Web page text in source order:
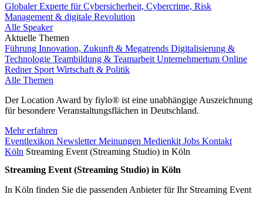
Globaler Experte für Cybersicherheit, Cybercrime, Risk
Management & digitale Revolution
Alle Speaker
Aktuelle Themen
Führung Innovation, Zukunft & Megatrends Digitalisierung &
Technologie Teambildung & Teamarbeit Unternehmertum Online
Redner Sport Wirtschaft & Politik
Alle Themen
Der Location Award by fiylo® ist eine unabhängige Auszeichnung
für besondere Veranstaltungsflächen in Deutschland.
Mehr erfahren
Eventlexikon NewsletterMeinungen Medienkit Jobs Kontakt
Köln Streaming Event (Streaming Studio) in Köln
Streaming Event (Streaming Studio) in Köln
In Köln finden Sie die passenden Anbieter für Ihr Streaming Event